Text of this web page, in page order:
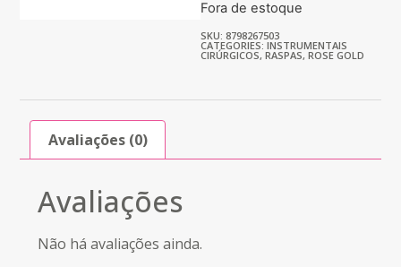
Fora de estoque
SKU: 8798267503
CATEGORIES: INSTRUMENTAIS
CIRÚRGICOS, RASPAS, ROSE GOLD
Avaliações (0)
Avaliações
Não há avaliações ainda.